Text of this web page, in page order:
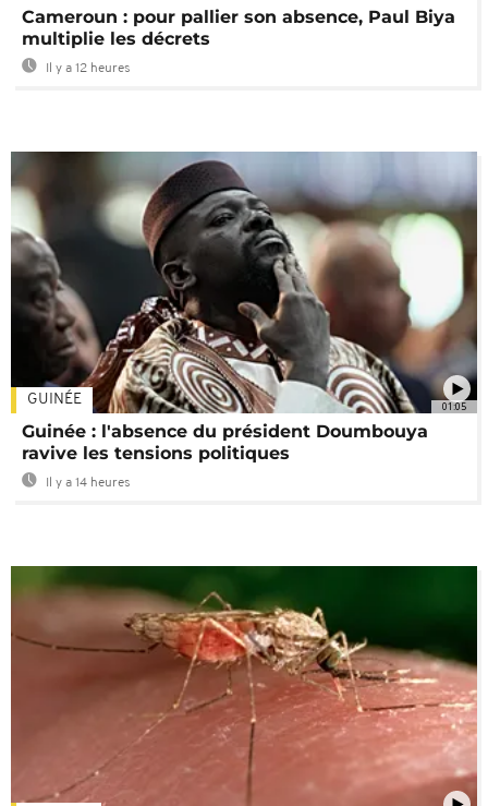
Cameroun : pour pallier son absence, Paul Biya
multiplie les décrets
Il y a 12 heures
01:05
GUINÉE
Guinée : l'absence du président Doumbouya
ravive les tensions politiques
Il y a 14 heures